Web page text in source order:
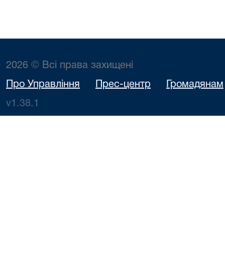
2026 © Всі права захищені
Про Управління Прес-центр Громадянам
v1.38.1